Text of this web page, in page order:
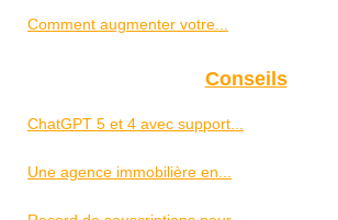
Comment augmenter votre...
Conseils
ChatGPT 5 et 4 avec support...
Une agence immobilière en...